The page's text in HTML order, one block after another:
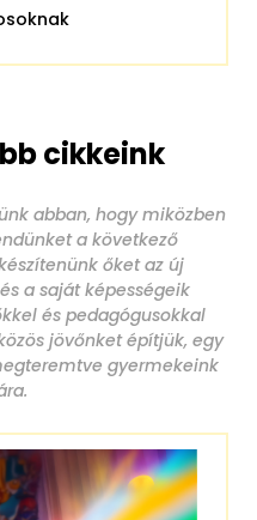
cikkeink
abban, hogy miközben
a következő
őket az új
a saját képességeik
és pedagógusokkal
jövőnket építjük, egy
gyermekeink